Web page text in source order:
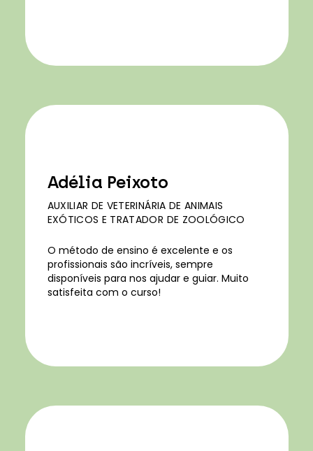
Adélia Peixoto
AUXILIAR DE VETERINÁRIA DE ANIMAIS
EXÓTICOS E TRATADOR DE ZOOLÓGICO
O método de ensino é excelente e os
profissionais são incríveis, sempre
disponíveis para nos ajudar e guiar. Muito
satisfeita com o curso!